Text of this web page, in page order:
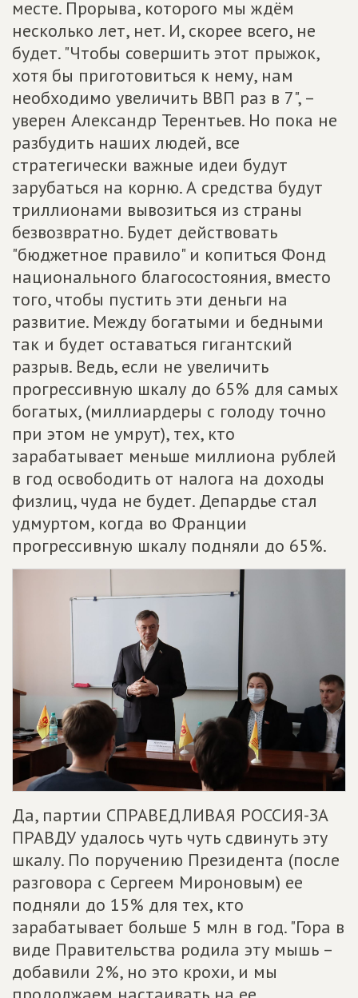
месте. Прорыва, которого мы ждём
несколько лет, нет. И, скорее всего, не
будет. "Чтобы совершить этот прыжок,
хотя бы приготовиться к нему, нам
необходимо увеличить ВВП раз в 7", –
уверен Александр Терентьев. Но пока не
разбудить наших людей, все
стратегически важные идеи будут
зарубаться на корню. А средства будут
триллионами вывозиться из страны
безвозвратно. Будет действовать
"бюджетное правило" и копиться Фонд
национального благосостояния, вместо
того, чтобы пустить эти деньги на
развитие. Между богатыми и бедными
так и будет оставаться гигантский
разрыв. Ведь, если не увеличить
прогрессивную шкалу до 65% для самых
богатых, (миллиардеры с голоду точно
при этом не умрут), тех, кто
зарабатывает меньше миллиона рублей
в год освободить от налога на доходы
физлиц, чуда не будет. Депардье стал
удмуртом, когда во Франции
прогрессивную шкалу подняли до 65%.
Да, партии СПРАВЕДЛИВАЯ РОССИЯ-ЗА
ПРАВДУ удалось чуть чуть сдвинуть эту
шкалу. По поручению Президента (после
разговора с Сергеем Мироновым) ее
подняли до 15% для тех, кто
зарабатывает больше 5 млн в год. "Гора в
виде Правительства родила эту мышь –
добавили 2%, но это крохи, и мы